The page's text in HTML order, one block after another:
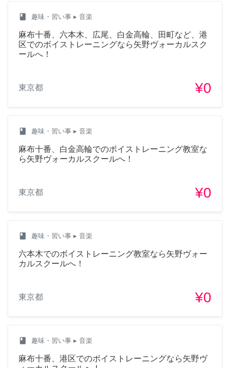
class 趣味・習い事 ▸ 音楽
麻布十番、六本木、広尾、白金高輪、田町など、港
区でのボイストレーニングなら矢野ヴォーカルスク
ールへ！
東京都 ¥0
class 趣味・習い事 ▸ 音楽
麻布十番、白金高輪でのボイストレーニング教室な
ら矢野ヴォーカルスクールへ！
東京都 ¥0
class 趣味・習い事 ▸ 音楽
六本木でのボイストレーニング教室なら矢野ヴォー
カルスクールへ！
東京都 ¥0
class 趣味・習い事 ▸ 音楽
麻布十番、港区でのボイストレーニングなら矢野ヴ